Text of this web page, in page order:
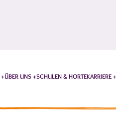
ÜBER UNS SCHULEN & HORTEKARRIERE